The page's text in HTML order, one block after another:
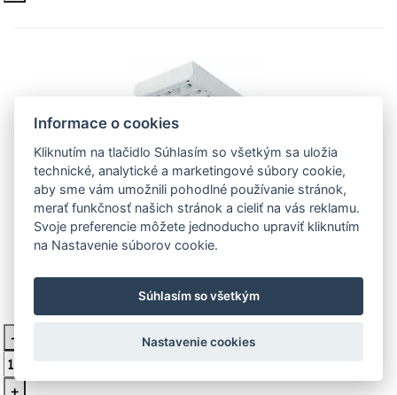
MODUS LLX458BEP – 4x58 W biela,
el. předřadník
Príslanené mriežkové svietidlo, patica G13, zdroj TL-D
102,20 €
Nie je na sklade
-
+
Vložiť do košíka
Informace o cookies
Kliknutím na tlačidlo Súhlasím so všetkým sa uložia
technické, analytické a marketingové súbory cookie,
aby sme vám umožnili pohodlné používanie stránok,
merať funkčnosť našich stránok a cieliť na vás reklamu.
Svoje preferencie môžete jednoducho upraviť kliknutím
na Nastavenie súborov cookie.
Súhlasím so všetkým
Nastavenie cookies